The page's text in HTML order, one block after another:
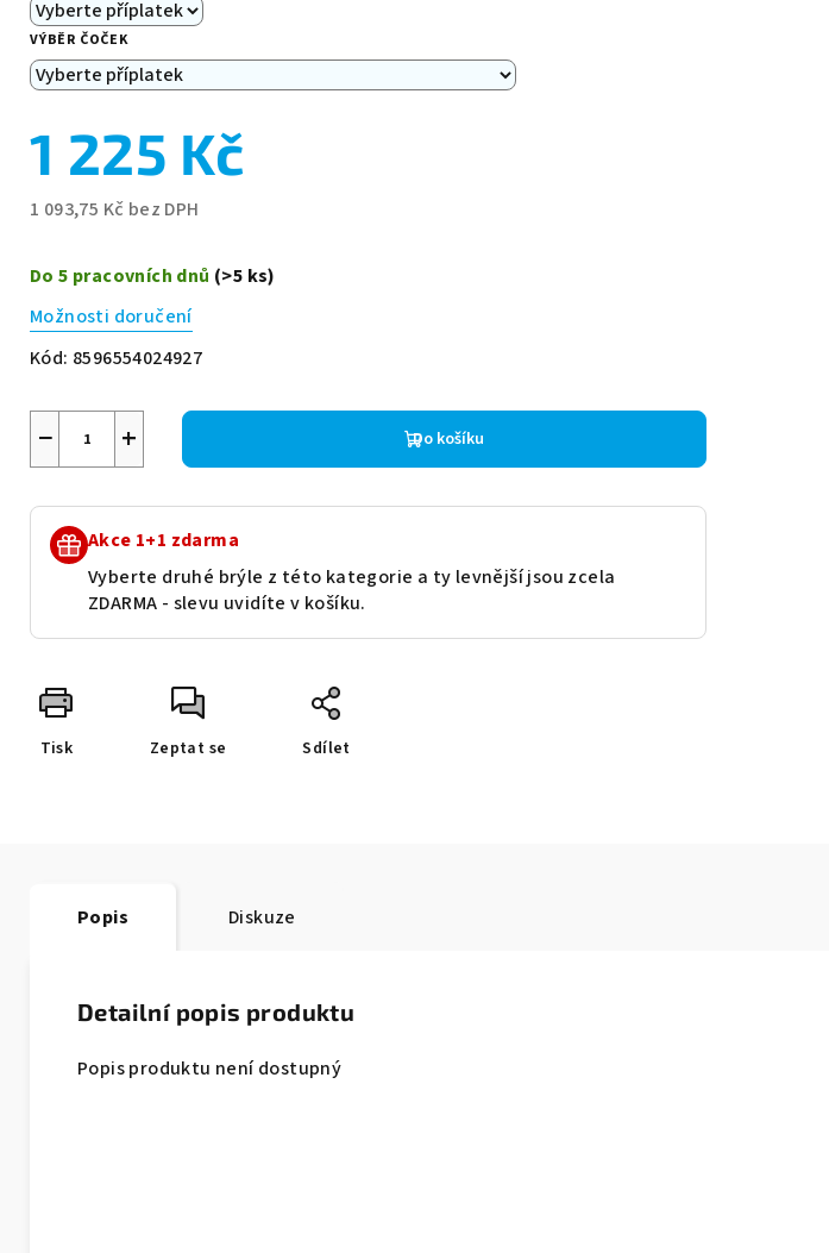
VÝBĚR ČOČEK
1 225 Kč
1 093,75 Kč bez DPH
cena:
Do 5 pracovních dnů (>5 ks)
Možnosti doručení
Kód: 8596554024927
+
− Do košíku
Akce 1+1 zdarma
Vyberte druhé brýle z této kategorie a ty levnější jsou zcela
ZDARMA - slevu uvidíte v košíku.
Tisk Zeptat se Sdílet
Popis Diskuze
Detailní popis produktu
Popis produktu není dostupný